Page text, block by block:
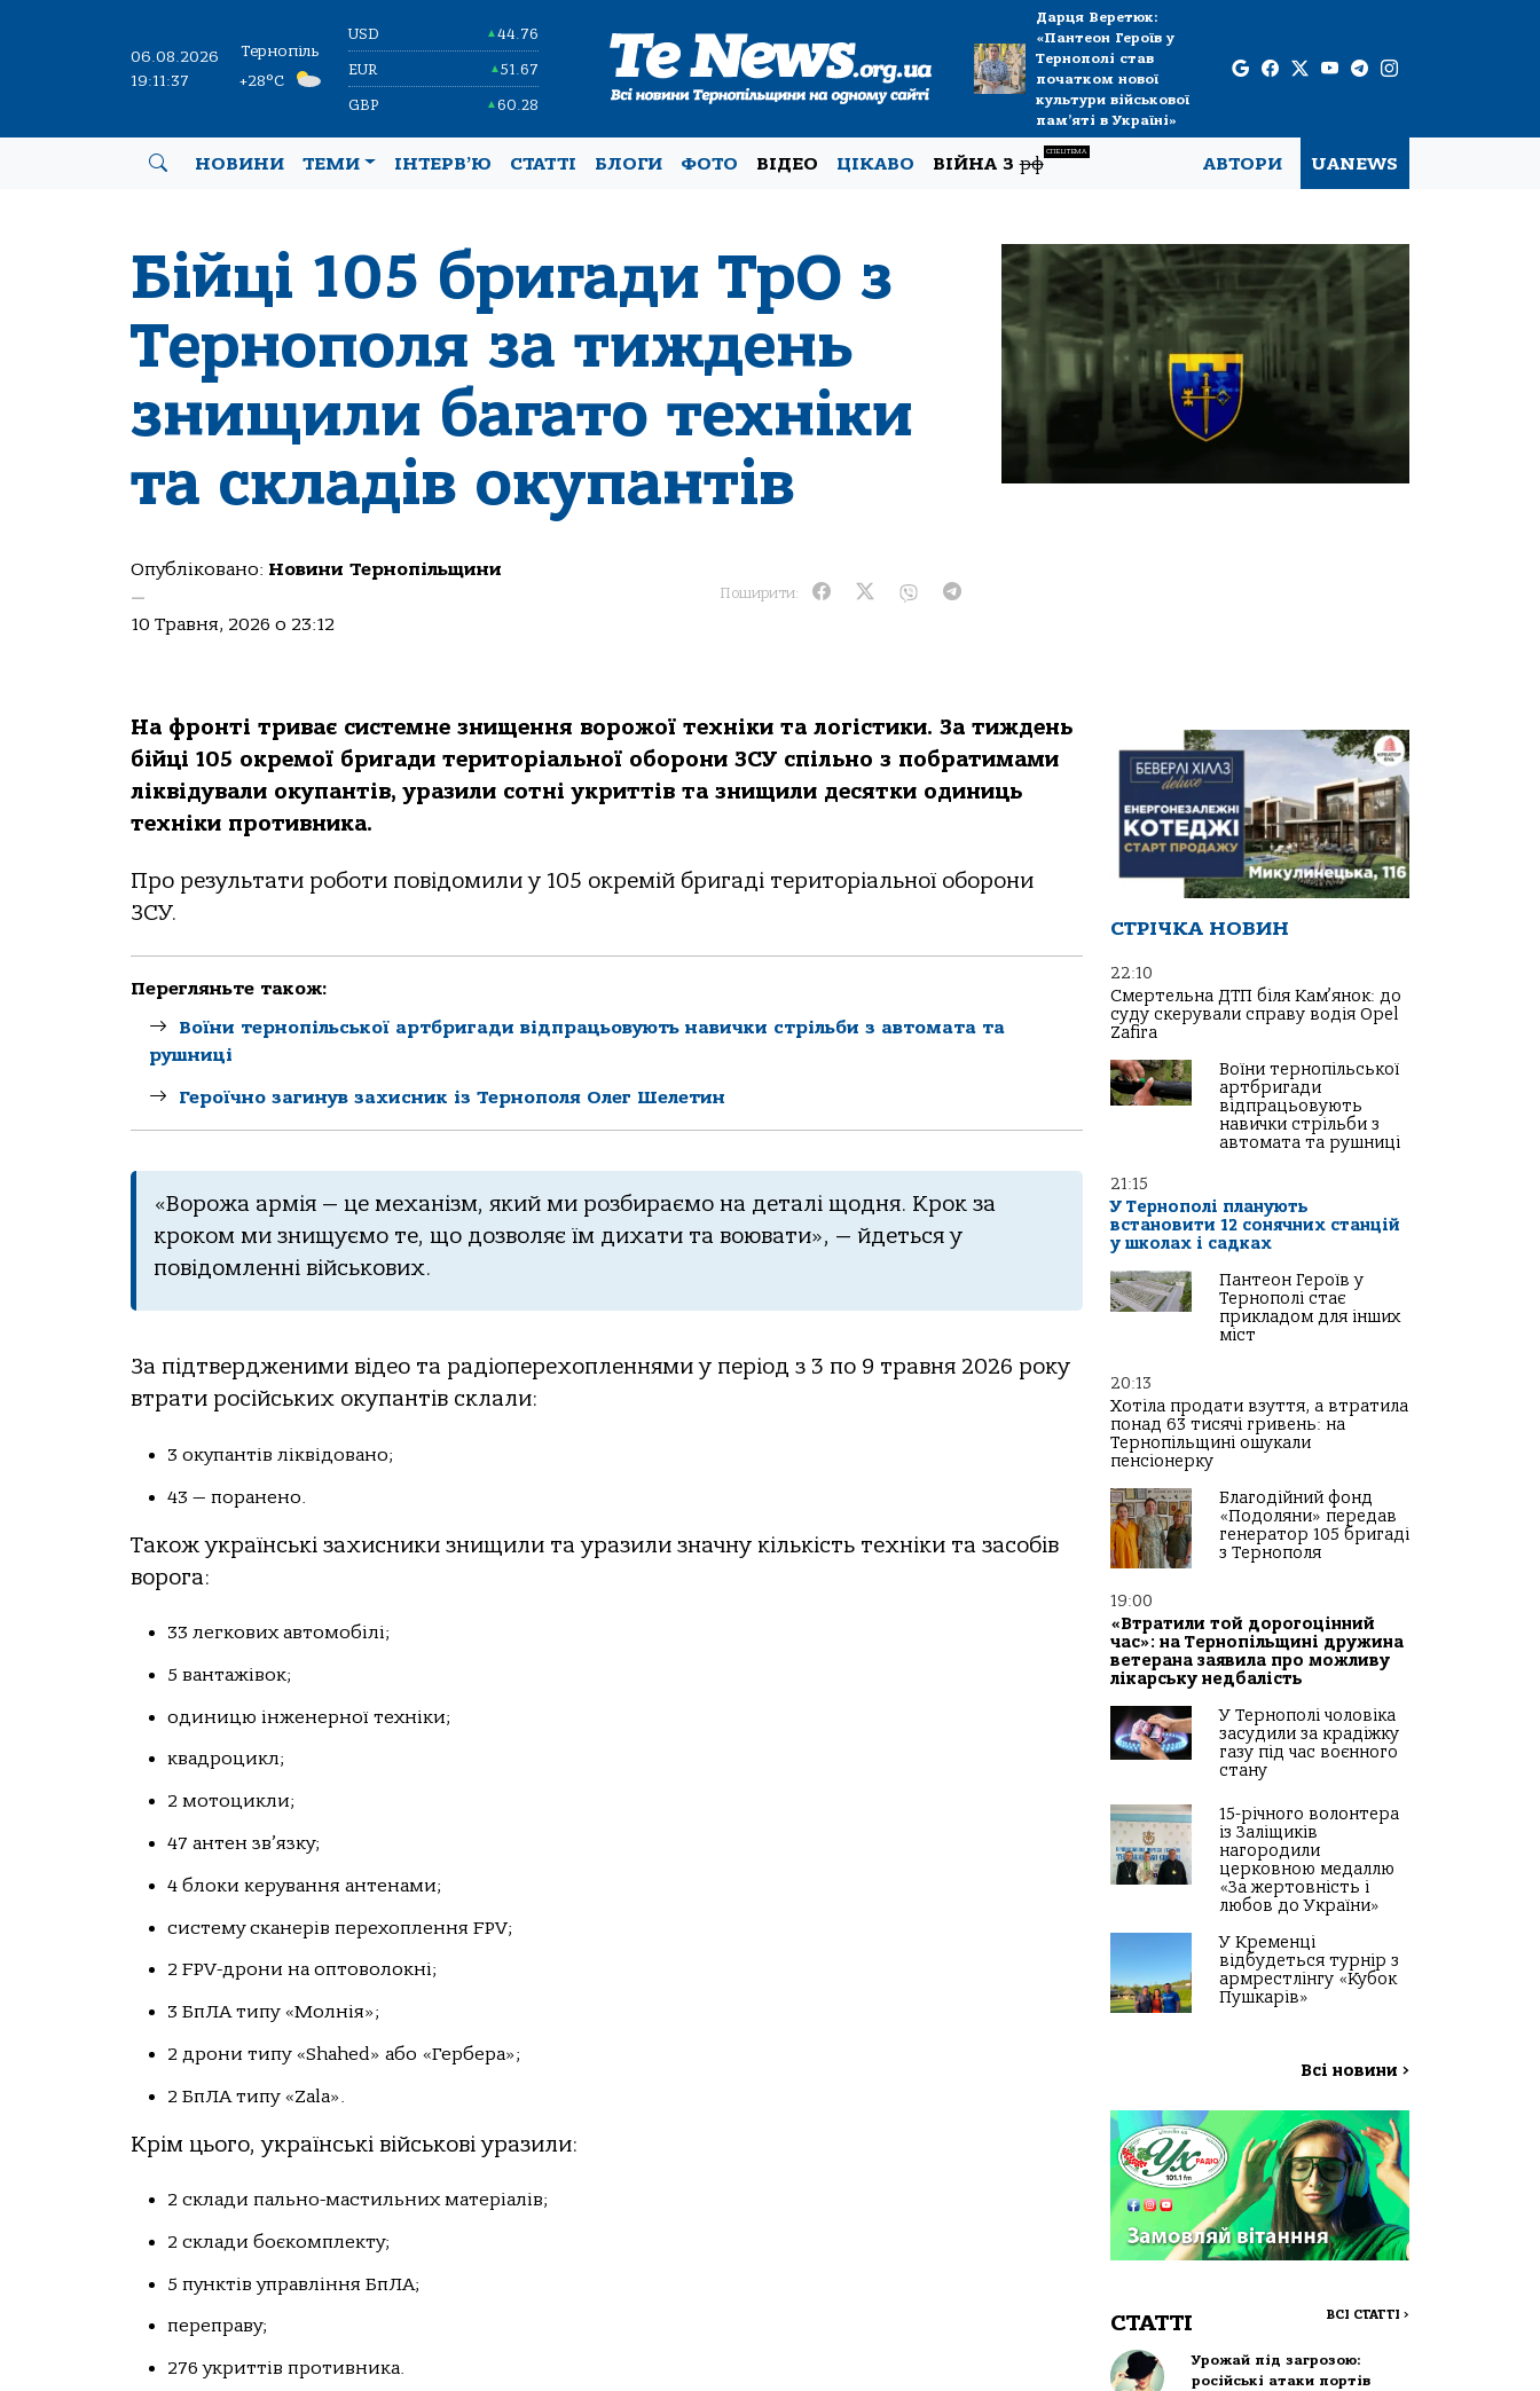
06.08.2026
19:11:38
Тернопіль
+28°C
USD ▲44.76
EUR ▲51.67
GBP ▲60.28
Дарця Веретюк:
«Пантеон Героїв у
Тернополі став
початком нової
культури військової
пам’яті в Україні»
НОВИНИ ТЕМИ ІНТЕРВ’Ю СТАТТІ БЛОГИ ФОТО ВІДЕО ЦІКАВО ВІЙНА Зрф
СПЕЦТЕМА
АВТОРИ UANEWS
Бійці 105 бригади ТрО з
Тернополя за тиждень
знищили багато техніки
та складів окупантів
Опубліковано: Новини Тернопільщини
—
10 Травня, 2026 о 23:12
Поширити:
На фронті триває системне знищення ворожої техніки та логістики. За тиждень
бійці 105 окремої бригади територіальної оборони ЗСУ спільно з побратимами
ліквідували окупантів, уразили сотні укриттів та знищили десятки одиниць
техніки противника.
Про результати роботи повідомили у 105 окремій бригаді територіальної оборони
ЗСУ.
Перегляньте також:
Воїни тернопільської артбригади відпрацьовують навички стрільби з автомата та
рушниці
Героїчно загинув захисник із Тернополя Олег Шелетин
«Ворожа армія — це механізм, який ми розбираємо на деталі щодня. Крок за
кроком ми знищуємо те, що дозволяє їм дихати та воювати», — йдеться у
повідомленні військових.
За підтвердженими відео та радіоперехопленнями у період з 3 по 9 травня 2026 року
втрати російських окупантів склали:
3 окупантів ліквідовано;
43 — поранено.
Також українські захисники знищили та уразили значну кількість техніки та засобів
ворога:
33 легкових автомобілі;
5 вантажівок;
одиницю інженерної техніки;
квадроцикл;
2 мотоцикли;
47 антен зв’язку;
4 блоки керування антенами;
систему сканерів перехоплення FPV;
2 FPV-дрони на оптоволокні;
3 БпЛА типу «Молнія»;
2 дрони типу «Shahed» або «Гербера»;
2 БпЛА типу «Zala».
Крім цього, українські військові уразили:
2 склади пально-мастильних матеріалів;
2 склади боєкомплекту;
5 пунктів управління БпЛА;
переправу;
276 укриттів противника.
СТРІЧКА НОВИН
22:10
Смертельна ДТП біля Кам’янок: до
суду скерували справу водія Opel
Zafira
Воїни тернопільської
артбригади
відпрацьовують
навички стрільби з
автомата та рушниці
21:15
У Тернополі планують
встановити 12 сонячних станцій
у школах і садках
Пантеон Героїв у
Тернополі стає
прикладом для інших
міст
20:13
Хотіла продати взуття, а втратила
понад 63 тисячі гривень: на
Тернопільщині ошукали
пенсіонерку
Благодійний фонд
«Подоляни» передав
генератор 105 бригаді
з Тернополя
19:00
«Втратили той дорогоцінний
час»: на Тернопільщині дружина
ветерана заявила про можливу
лікарську недбалість
У Тернополі чоловіка
засудили за крадіжку
газу під час воєнного
стану
15-річного волонтера
із Заліщиків
нагородили
церковною медаллю
«За жертовність і
любов до України»
У Кременці
відбудеться турнір з
армрестлінгу «Кубок
Пушкарів»
Всі новини >
СТАТТІ ВСІ СТАТТІ >
Урожай під загрозою:
російські атаки портів